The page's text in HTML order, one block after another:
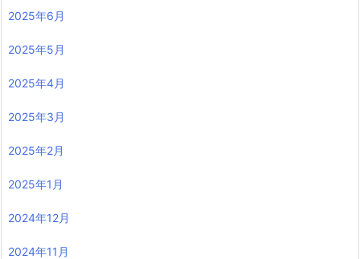
2025年6月
2025年5月
2025年4月
2025年3月
2025年2月
2025年1月
2024年12月
2024年11月